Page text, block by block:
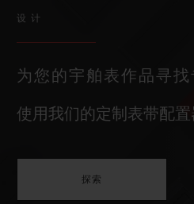
设计
为您的宇舶表作品寻找
使用我们的定制表带配置
探索